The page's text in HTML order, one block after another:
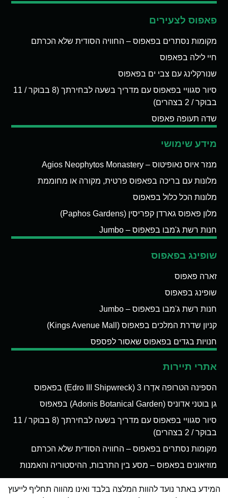
פאפוס לצעירים
מקומות נסתרים בפאפוס – החוויה הסודית שלא הכרתם
חיי לילה בפאפוס
שנורקלינג עם צבי ים בפאפוס
סיור סגוויי בפאפוס עם מדריך בשעה לבחירתך (8 בבוקר / 11
בבוקר / 2 בצהרים)
שדה תעופה פאפוס
מידע שימושי
מנזר איוס נאופיטוס – Agios Neophytos Monastery
מלונות עם בריכה בפאפוס פרטית, מקורה או מחוממת
מלונות הכל כלול בפאפוס
מלון פאפוס גארדן קפריסין (Paphos Gardens)
חנות רשת ג'מבו בפאפוס – Jumbo
שופינג בפאפוס
זארה פאפוס
שופינג בפאפוס
חנות רשת ג'מבו בפאפוס – Jumbo
קניון שדרת המלכים בפאפוס (Kings Avenue Mall)
חנויות בגדים בפאפוס שאסור לפספס
אתרי תיירות
הספינה הטרופה אדְרו 3 (Edro III Shipwreck) בפאפוס
גן בוטני אדוניס (Adonis Botanical Garden) בפאפוס
סיור סגוויי בפאפוס עם מדריך בשעה לבחירתך (8 בבוקר / 11
בבוקר / 2 בצהרים)
מקומות נסתרים בפאפוס – החוויה הסודית שלא הכרתם
מוזיאונים בפאפוס – מסע בין התרבות, ההיסטוריה והאמנות
המידע באתר נועד להוות המלצה בלבד ואינו מהווה תחליף לייעוץ